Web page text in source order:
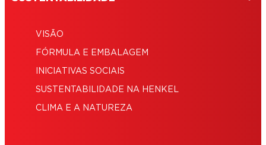
VISÃO
FÓRMULA E EMBALAGEM
INICIATIVAS SOCIAIS
SUSTENTABILIDADE NA HENKEL
CLIMA E A NATUREZA